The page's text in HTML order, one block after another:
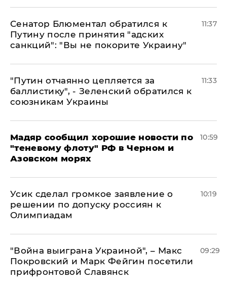
Сенатор Блюментал обратился к
Путину после принятия "адских
санкций": "Вы не покорите Украину"
11:37
"Путин отчаянно цепляется за
баллистику", - Зеленский обратился к
союзникам Украины
11:33
Мадяр сообщил хорошие новости по
"теневому флоту" РФ в Черном и
Азовском морях
10:59
Усик сделал громкое заявление о
решении по допуску россиян к
Олимпиадам
10:19
"Война выиграна Украиной", – Макс
Покровский и Марк Фейгин посетили
прифронтовой Славянск
09:29